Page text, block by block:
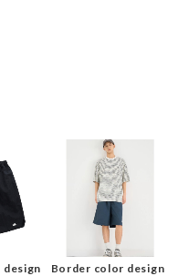
Border color design